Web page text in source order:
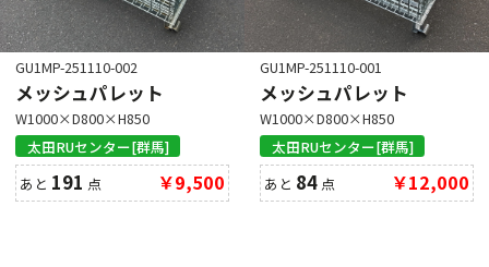
GU1MP-251110-002
メッシュパレット
W1000×D800×H850
太田RUセンター[群馬]
あと 191 点 ￥9,500
GU1MP-251110-001
メッシュパレット
W1000×D800×H850
太田RUセンター[群馬]
あと 84 点 ￥12,000
群馬
埼玉 愛知 大阪
クリア